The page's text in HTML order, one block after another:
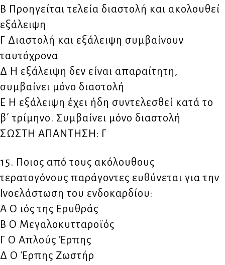
Β Προηγείται τελεία διαστολή και ακολουθεί
εξάλειψη
Γ Διαστολή και εξάλειψη συμβαίνουν
ταυτόχρονα
Δ Η εξάλειψη δεν είναι απαραίτητη,
συμβαίνει μόνο διαστολή
Ε Η εξάλειψη έχει ήδη συντελεσθεί κατά το
β΄ τρίμηνο. Συμβαίνει μόνο διαστολή
ΣΩΣΤΗ ΑΠΑΝΤΗΣΗ: Γ
15. Ποιος από τους ακόλουθους
τερατογόνους παράγοντες ευθύνεται για την
Ινοελάστωση του ενδοκαρδίου:
Α Ο ιός της Ερυθράς
Β Ο Μεγαλοκυτταροϊός
Γ Ο Απλούς Έρπης
Δ Ο Έρπης Ζωστήρ